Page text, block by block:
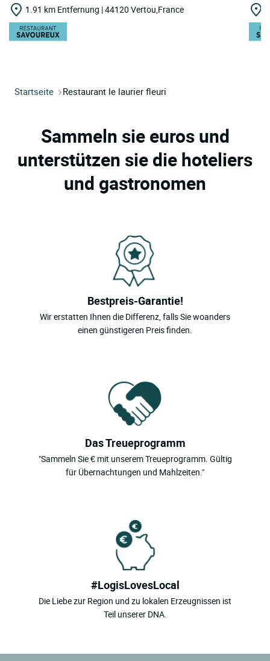
1.91 km Entfernung | 44120 Vertou,France
Startseite Restaurant le laurier fleuri
Sammeln sie euros und
unterstützen sie die hoteliers
und gastronomen
Bestpreis-Garantie!
Wir erstatten Ihnen die Differenz, falls Sie woanders
einen günstigeren Preis finden.
Das Treueprogramm
"Sammeln Sie € mit unserem Treueprogramm. Gültig
für Übernachtungen und Mahlzeiten."
#LogisLovesLocal
Die Liebe zur Region und zu lokalen Erzeugnissen ist
Teil unserer DNA.